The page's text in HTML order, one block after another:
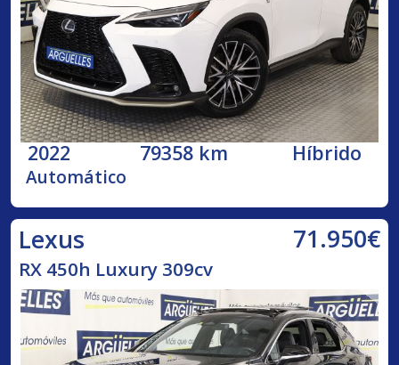
2022 79358 km Híbrido
Automático
Lexus 71.950€
RX 450h Luxury 309cv